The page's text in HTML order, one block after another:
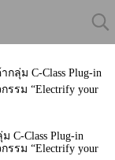
ลุ่ม C-Class Plug-in
รม “Electrify your
C-Class Plug-in
รม “Electrify your